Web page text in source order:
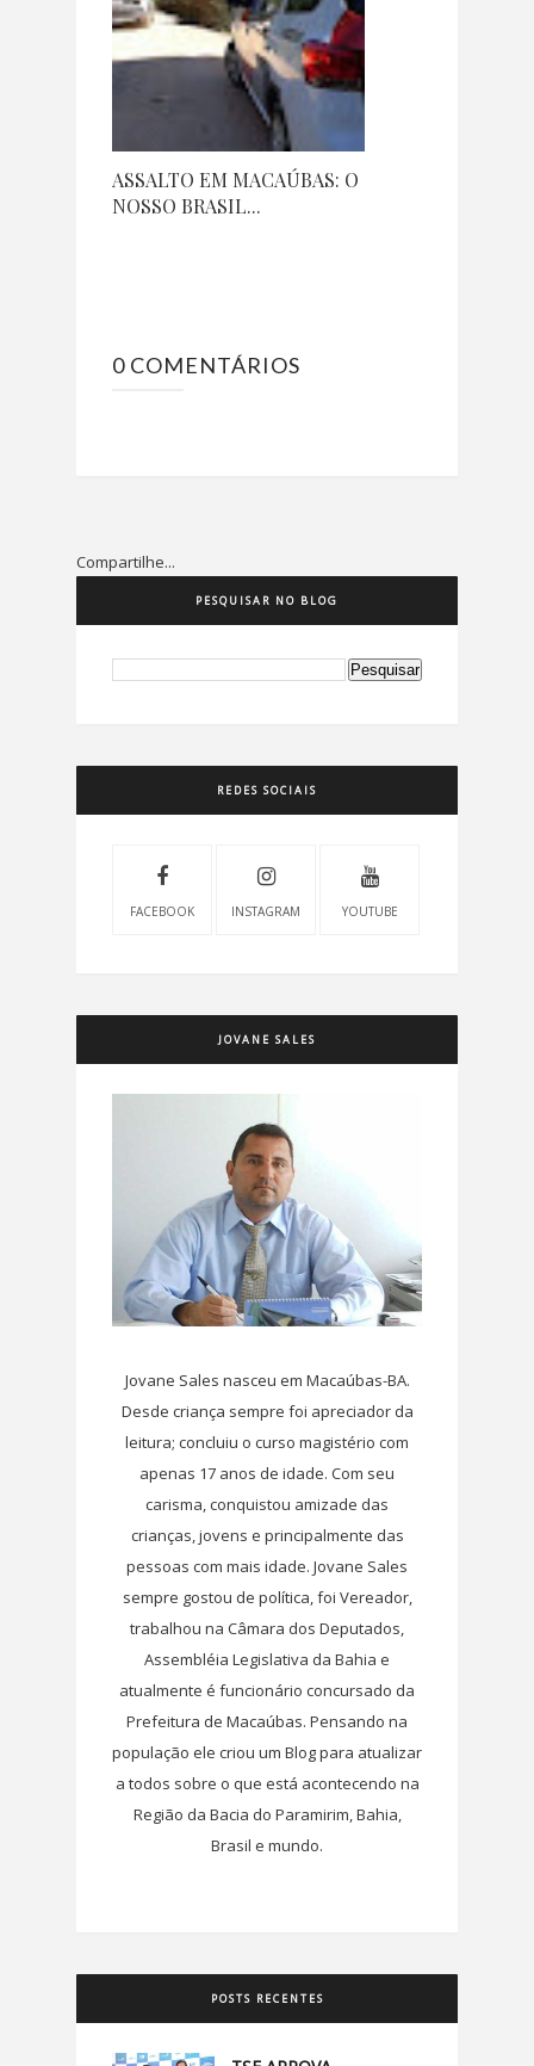
ASSALTO EM MACAÚBAS: O
NOSSO BRASIL...
0 COMENTÁRIOS
Compartilhe...
PESQUISAR NO BLOG
REDES SOCIAIS
FACEBOOK INSTAGRAM YOUTUBE
JOVANE SALES
Jovane Sales nasceu em Macaúbas-BA.
Desde criança sempre foi apreciador da
leitura; concluiu o curso magistério com
apenas 17 anos de idade. Com seu
carisma, conquistou amizade das
crianças, jovens e principalmente das
pessoas com mais idade. Jovane Sales
sempre gostou de política, foi Vereador,
trabalhou na Câmara dos Deputados,
Assembléia Legislativa da Bahia e
atualmente é funcionário concursado da
Prefeitura de Macaúbas. Pensando na
população ele criou um Blog para atualizar
a todos sobre o que está acontecendo na
Região da Bacia do Paramirim, Bahia,
Brasil e mundo.
POSTS RECENTES